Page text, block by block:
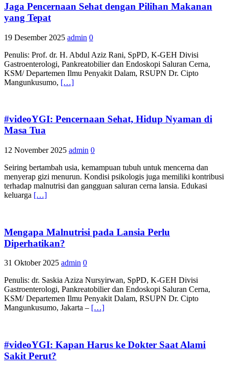
Jaga Pencernaan Sehat dengan Pilihan Makanan
yang Tepat
19 Desember 2025 admin 0
Penulis: Prof. dr. H. Abdul Aziz Rani, SpPD, K-GEH Divisi
Gastroenterologi, Pankreatobilier dan Endoskopi Saluran Cerna,
KSM/ Departemen Ilmu Penyakit Dalam, RSUPN Dr. Cipto
Mangunkusumo, […]
#videoYGI: Pencernaan Sehat, Hidup Nyaman di
Masa Tua
12 November 2025 admin 0
Seiring bertambah usia, kemampuan tubuh untuk mencerna dan
menyerap gizi menurun. Kondisi psikologis juga memiliki kontribusi
terhadap malnutrisi dan gangguan saluran cerna lansia. Edukasi
keluarga […]
Mengapa Malnutrisi pada Lansia Perlu
Diperhatikan?
31 Oktober 2025 admin 0
Penulis: dr. Saskia Aziza Nursyirwan, SpPD, K-GEH Divisi
Gastroenterologi, Pankreatobilier dan Endoskopi Saluran Cerna,
KSM/ Departemen Ilmu Penyakit Dalam, RSUPN Dr. Cipto
Mangunkusumo, Jakarta – […]
#videoYGI: Kapan Harus ke Dokter Saat Alami
Sakit Perut?